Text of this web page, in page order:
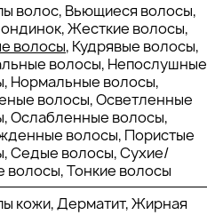
волос, Вьющиеся волосы,
Жесткие волосы,
волосы, Кудрявые волосы,
волосы, Непослушные
Нормальные волосы,
волосы, Осветленные
Ослабленные волосы,
волосы, Пористые
Седые волосы, Сухие/
волосы, Тонкие волосы
кожи, Дерматит, Жирная